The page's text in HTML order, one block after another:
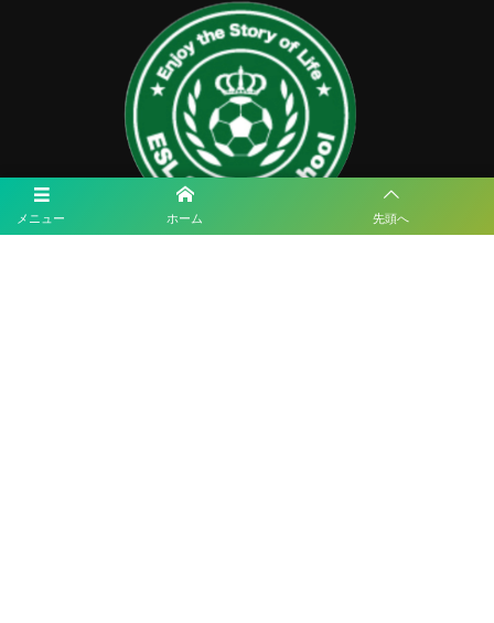
メニュー ホーム 先頭へ